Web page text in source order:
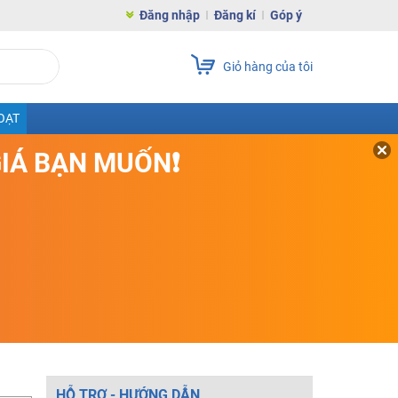
Đăng nhập Đăng kí Góp ý
Giỏ hàng của tôi
BẠN MUỐN❗